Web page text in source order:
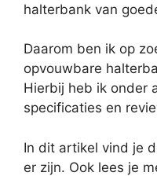
halterbank van
Daarom ben ik op
opvouwbare
Hierbij heb ik onder
specificaties en
In dit artikel vind je
er zijn. Ook lees je